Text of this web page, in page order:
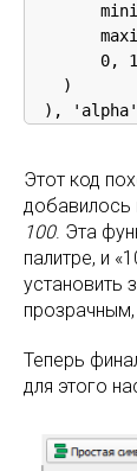
0,
    )
Этот код
добавилось
100. Эта
палитре, и
установить
Теперь
для этого